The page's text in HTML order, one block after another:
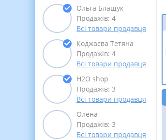
Ольга Блащук
Продажів: 4
Всі товари продавця
Коджаєва Тетяна
Продажів: 4
Всі товари продавця
Н2О shop
Продажів: 3
Всі товари продавця
Олена
Продажів: 3
Всі товари продавця